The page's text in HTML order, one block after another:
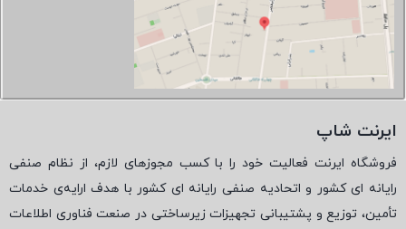
ایرنت شاپ
فروشگاه ایرنت فعالیت خود را با کسب مجوزهای لازم، از نظام صنفی
رایانه ای کشور و اتحادیه صنفی رایانه ای کشور با هدف ارایه‌ی خدمات
تأمین، توزیع و پشتیبانی تجهیزات زیرساختی در صنعت فناوری اطلاعات